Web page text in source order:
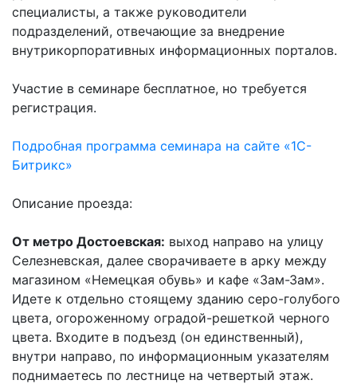
специалисты, а также руководители
подразделений, отвечающие за внедрение
внутрикорпоративных информационных порталов.
Участие в семинаре бесплатное, но требуется
регистрация.
Подробная программа семинара на сайте «1С-
Битрикс»
Описание проезда:
От метро Достоевская: выход направо на улицу
Селезневская, далее сворачиваете в арку между
магазином «Немецкая обувь» и кафе «Зам-Зам».
Идете к отдельно стоящему зданию серо-голубого
цвета, огороженному оградой-решеткой черного
цвета. Входите в подъезд (он единственный),
внутри направо, по информационным указателям
поднимаетесь по лестнице на четвертый этаж.